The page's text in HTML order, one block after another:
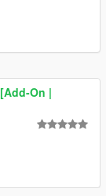
On |